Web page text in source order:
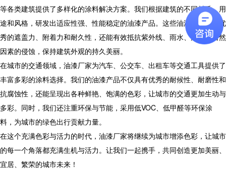
等各类建筑提供了多样化的涂料解决方案。我们根据建筑的不同材质、用
途和风格，研发出适应性强、性能稳定的油漆产品。这些油漆不仅具有优
秀的遮盖力、附着力和耐久性，还能有效抵抗紫外线、雨水、污染等自然
因素的侵蚀，保持建筑外观的持久美丽。
在城市的交通领域，油漆厂家为汽车、公交车、出租车等交通工具提供了
丰富多彩的涂料选择。我们的油漆产品不仅具有优秀的耐候性、耐磨性和
抗腐蚀性，还能呈现出各种鲜艳、饱满的色彩，让城市的交通更加生动与
多彩。同时，我们还注重环保与节能，采用低VOC、低甲醛等环保涂
料，为城市的绿色出行贡献力量。
在这个充满色彩与活力的时代，油漆厂家将继续为城市增添色彩，让城市
的每一个角落都充满生机与活力。让我们一起携手，共同创造更加美丽、
宜居、繁荣的城市未来！